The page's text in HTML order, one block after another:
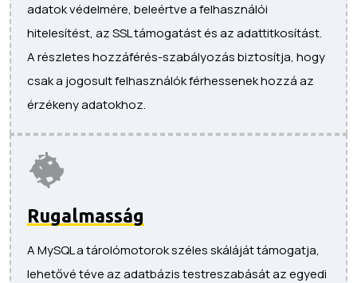
adatok védelmére, beleértve a felhasználói
hitelesítést, az SSL támogatást és az adattitkosítást.
A részletes hozzáférés-szabályozás biztosítja, hogy
csak a jogosult felhasználók férhessenek hozzá az
érzékeny adatokhoz.
Rugalmasság
A MySQL a tárolómotorok széles skáláját támogatja,
lehetővé téve az adatbázis testreszabását az egyedi